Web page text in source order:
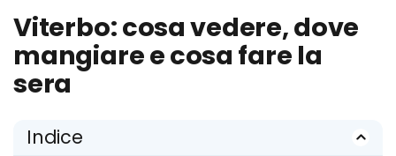
Viterbo: cosa vedere, dove
mangiare e cosa fare la
sera
Indice